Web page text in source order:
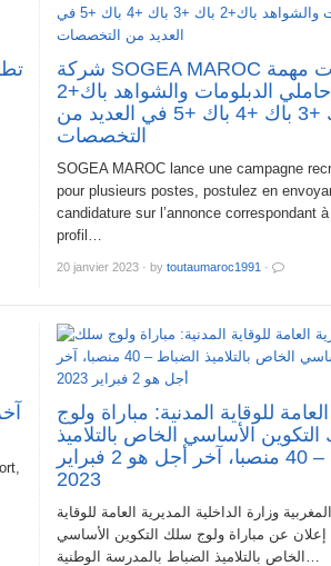
شركة SOGEA MAROC توظيفات مهمة
للشباب حاملي الدبلومات والشواهد باك+2
باك +3 باك +4 باك +5 في العديد من
التخصصات
SOGEA MAROC lance une campagne
pour plusieurs postes, postulez en
candidature sur l’annonce correspondant
profil…
20 janvier 2023 · by toutaumaroc1991 ·
العامة للوقاية المدنية: مباراة ولوج
الأساسي الخاص بالتلاميذ
الضباط – 40 منصبا، آخر أجل هو 2 فبراير
2023
وزارة الداخلية المديرية العامة للوقاية
إعلان عن مباراة ولوج سلك التكوين الأساسي
الخاص بالتلاميذ الضباط بالمدرسة الوطنية…